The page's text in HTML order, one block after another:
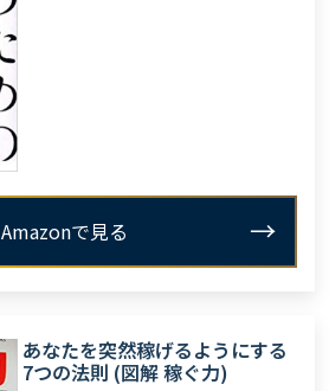
Amazonで見る
あなたを突然稼げるようにする
7つの法則 (図解 稼ぐ力)